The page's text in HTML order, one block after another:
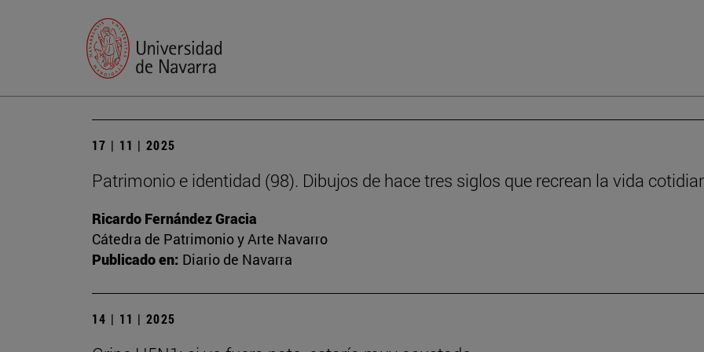
17 | 11 | 2025
Patrimonio e identidad (98). Dibujos de hace tres siglos que recrean la vida
Ricardo Fernández Gracia
Cátedra de Patrimonio y Arte Navarro
Publicado en: Diario de Navarra
14 | 11 | 2025